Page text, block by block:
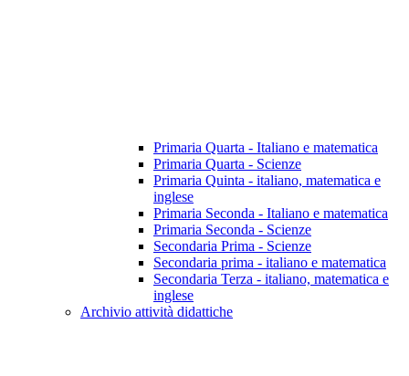
Primaria Quarta - Italiano e matematica
Primaria Quarta - Scienze
Primaria Quinta - italiano, matematica e
inglese
Primaria Seconda - Italiano e matematica
Primaria Seconda - Scienze
Secondaria Prima - Scienze
Secondaria prima - italiano e matematica
Secondaria Terza - italiano, matematica e
inglese
Archivio attività didattiche